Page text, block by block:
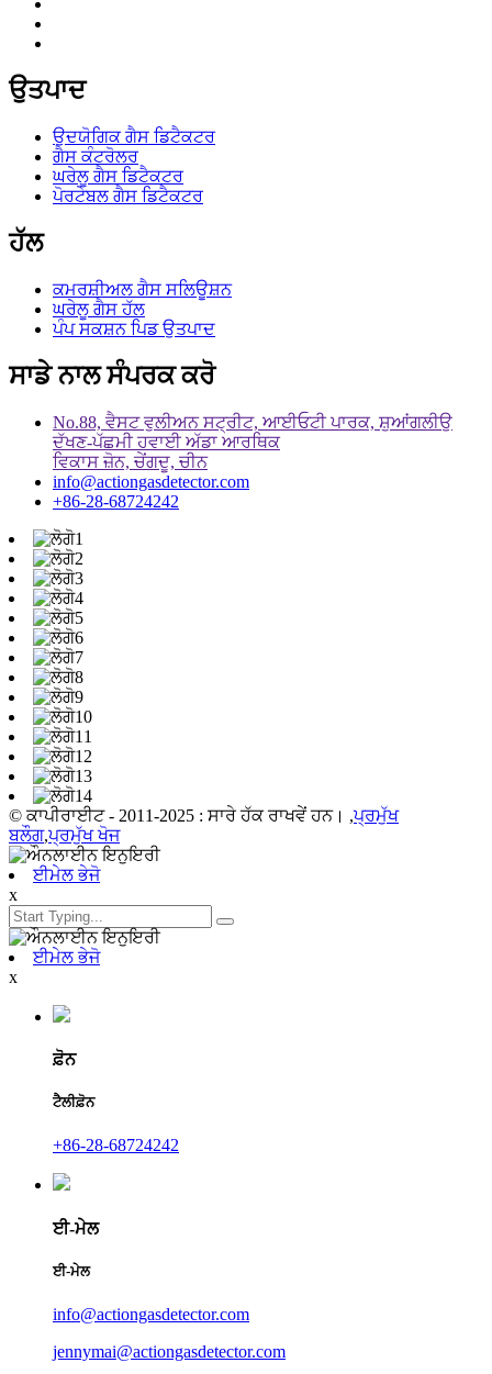
ਉਤਪਾਦ
ਉਦਯੋਗਿਕ ਗੈਸ ਡਿਟੈਕਟਰ
ਗੈਸ ਕੰਟਰੋਲਰ
ਘਰੇਲੂ ਗੈਸ ਡਿਟੈਕਟਰ
ਪੋਰਟੇਬਲ ਗੈਸ ਡਿਟੈਕਟਰ
ਹੱਲ
ਕਮਰਸ਼ੀਅਲ ਗੈਸ ਸਲਿਊਸ਼ਨ
ਘਰੇਲੂ ਗੈਸ ਹੱਲ
ਪੰਪ ਸਕਸ਼ਨ ਪਿਡ ਉਤਪਾਦ
ਸਾਡੇ ਨਾਲ ਸੰਪਰਕ ਕਰੋ
No.88, ਵੈਸਟ ਵੁਲੀਅਨ ਸਟ੍ਰੀਟ, ਆਈਓਟੀ ਪਾਰਕ, ​​ਸ਼ੁਆਂਗਲੀਉ
ਦੱਖਣ-ਪੱਛਮੀ ਹਵਾਈ ਅੱਡਾ ਆਰਥਿਕ
ਵਿਕਾਸ ਜ਼ੋਨ, ਚੇਂਗਦੂ, ਚੀਨ
info@actiongasdetector.com
+86-28-68724242
© ਕਾਪੀਰਾਈਟ - 2011-2025 : ਸਾਰੇ ਹੱਕ ਰਾਖਵੇਂ ਹਨ। ,ਪ੍ਰਮੁੱਖ
ਬਲੌਗ,ਪ੍ਰਮੁੱਖ ਖੋਜ
ਈਮੇਲ ਭੇਜੋ
x
ਈਮੇਲ ਭੇਜੋ
x
ਫ਼ੋਨ
ਟੈਲੀਫ਼ੋਨ
+86-28-68724242
ਈ-ਮੇਲ
ਈ-ਮੇਲ
info@actiongasdetector.com
jennymai@actiongasdetector.com